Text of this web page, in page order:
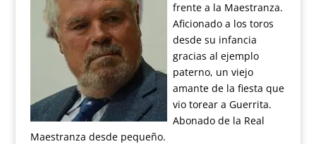
frente a la Maestranza.
Aficionado a los toros
desde su infancia
gracias al ejemplo
paterno, un viejo
amante de la fiesta que
vio torear a Guerrita.
Abonado de la Real
Maestranza desde pequeño.